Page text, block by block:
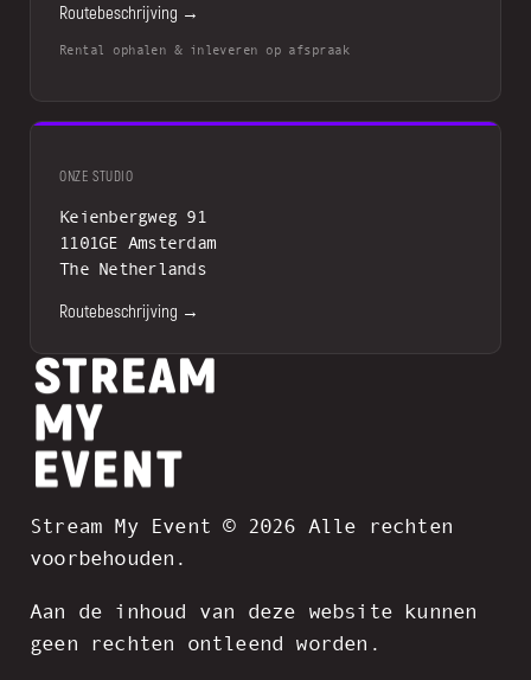
Routebeschrijving →
Rental ophalen & inleveren op afspraak
ONZE STUDIO
Keienbergweg 91
1101GE Amsterdam
The Netherlands
Routebeschrijving →
Stream My Event © 2026 Alle rechten
voorbehouden.
Aan de inhoud van deze website kunnen
geen rechten ontleend worden.